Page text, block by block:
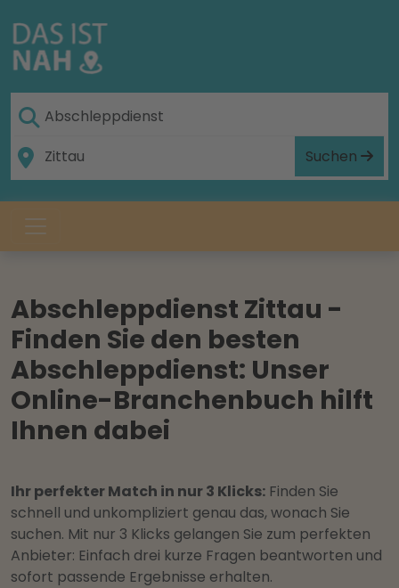
Suchen
Abschleppdienst Zittau -
Finden Sie den besten
Abschleppdienst: Unser
Online-Branchenbuch hilft
Ihnen dabei
Ihr perfekter Match in nur 3 Klicks: Finden Sie
schnell und unkompliziert genau das, wonach Sie
suchen. Mit nur 3 Klicks gelangen Sie zum perfekten
Anbieter: Einfach drei kurze Fragen beantworten und
sofort passende Ergebnisse erhalten.